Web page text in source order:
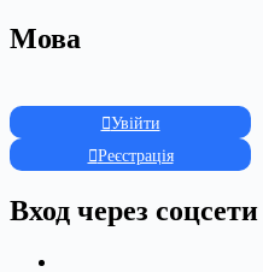
Мова
Увійти
Реєстрація
Вход через соцсети